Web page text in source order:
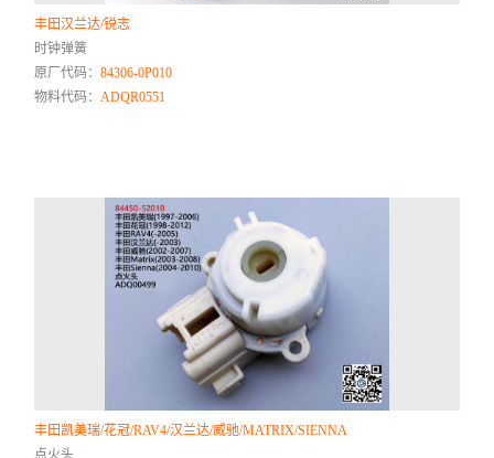
丰田汉兰达/锐志
时钟弹簧
原厂代码：84306-0P010
物料代码：ADQR0551
丰田凯美瑞/花冠/RAV4/汉兰达/威驰/MATRIX/SIENNA
点火头